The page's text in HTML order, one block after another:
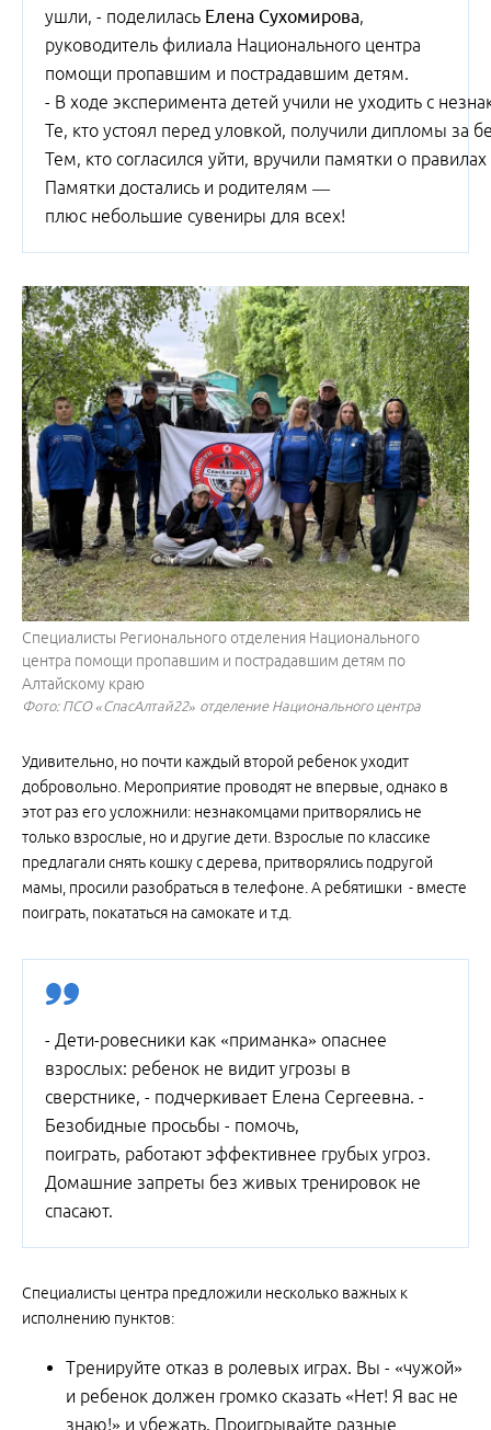
ушли, - поделилась Елена Сухомирова,
руководитель филиала Национального центра
помощи пропавшим и пострадавшим детям.
- В ходе эксперимента детей учили не уходить с
️Те, кто устоял перед уловкой, получили дипломы за
Тем, кто согласился уйти, вручили памятки о
Памятки достались и родителям —
плюс небольшие сувениры для всех!️
Специалисты Регионального отделения Национального
центра помощи пропавшим и пострадавшим детям по
Алтайскому краю
Фото: ПСО «СпасАлтай22» отделение Национального центра
Удивительно, но почти каждый второй ребенок уходит
добровольно.️ Мероприятие проводят не впервые, однако в
этот раз его усложнили: незнакомцами притворялись не
только взрослые, но и другие дети. Взрослые по классике
предлагали снять кошку с дерева, притворялись подругой
мамы, просили разобраться в телефоне. А ребятишки - вместе
поиграть, покататься на самокате и т.д.
- Дети-ровесники как «приманка» опаснее
взрослых: ребенок не видит угрозы в
сверстнике, - подчеркивает Елена Сергеевна. -
Безобидные просьбы - помочь,
поиграть, работают эффективнее грубых угроз.️
Домашние запреты без живых тренировок не
спасают.
Специалисты центра предложили несколько важных к
исполнению пунктов:
Тренируйте отказ в ролевых играх. Вы - «чужой»
и ребенок должен громко сказать «Нет! Я вас не
знаю!» и убежать. Проигрывайте разные